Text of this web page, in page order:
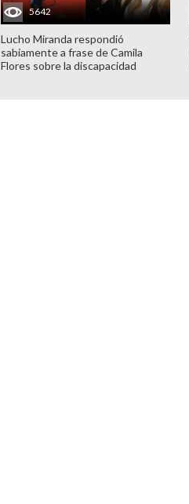
5642
Lucho Miranda respondió
sabiamente a frase de Camila
Flores sobre la discapacidad